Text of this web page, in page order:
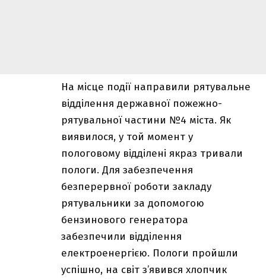
На місце події направили рятувальне
відділення державної пожежно-
рятувальної частини №4 міста. Як
виявилося, у той момент у
пологовому відділені якраз тривали
пологи. Для забезпечення
безперервної роботи закладу
рятувальники за допомогою
бензинового генератора
забезпечили відділення
електроенергією. Пологи пройшли
успішно, на світ з’явився хлопчик